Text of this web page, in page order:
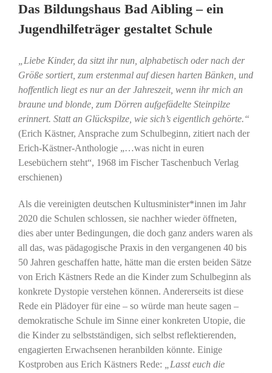
Das Bildungshaus Bad Aibling – ein
Jugendhilfeträger gestaltet Schule
„Liebe Kinder, da sitzt ihr nun, alphabetisch oder nach der
Größe sortiert, zum erstenmal auf diesen harten Bänken, und
hoffentlich liegt es nur an der Jahreszeit, wenn ihr mich an
braune und blonde, zum Dörren aufgefädelte Steinpilze
erinnert. Statt an Glückspilze, wie sich’s eigentlich gehörte.“
(Erich Kästner, Ansprache zum Schulbeginn, zitiert nach der
Erich-Kästner-Anthologie „…was nicht in euren
Lesebüchern steht“, 1968 im Fischer Taschenbuch Verlag
erschienen)
Als die vereinigten deutschen Kultusminister*innen im Jahr
2020 die Schulen schlossen, sie nachher wieder öffneten,
dies aber unter Bedingungen, die doch ganz anders waren als
all das, was pädagogische Praxis in den vergangenen 40 bis
50 Jahren geschaffen hatte, hätte man die ersten beiden Sätze
von Erich Kästners Rede an die Kinder zum Schulbeginn als
konkrete Dystopie verstehen können. Andererseits ist diese
Rede ein Plädoyer für eine – so würde man heute sagen –
demokratische Schule im Sinne einer konkreten Utopie, die
die Kinder zu selbstständigen, sich selbst reflektierenden,
engagierten Erwachsenen heranbilden könnte. Einige
Kostproben aus Erich Kästners Rede:
„Lasst euch die